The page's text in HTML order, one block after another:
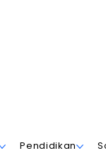
Pendidikan